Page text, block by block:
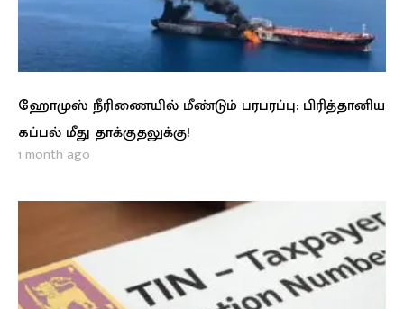
ஹோமுஸ் நீரிணையில் மீண்டும் பரபரப்பு: பிரித்தானிய
கப்பல் மீது தாக்குதலுக்கு!
1 month ago